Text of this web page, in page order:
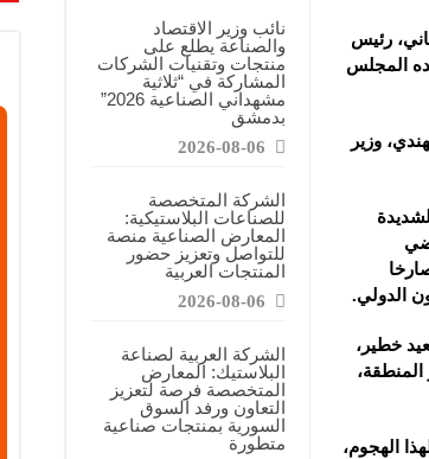
الشراكات ودعم الصناعات البلاستيكية السورية
تساهم في دعم الصناعة السورية وتعزيز حضور المنتجات
نائب وزير الاقتصاد
والصناعة يطلع على
منتجات وتقنيات الشركات
المشاركة في “ثلاثية
مشهداني الصناعية 2026”
بدمشق
2026-08-06
الشركة المتخصصة
للصناعات البلاستيكية:
المعارض الصناعية منصة
للتواصل وتعزيز حضور
المنتجات العربية
2026-08-06
الشركة العربية لصناعة
البلاستيك: المعارض
المتخصصة فرصة لتعزيز
التعاون ورفد السوق
السورية بمنتجات صناعية
متطورة
رئيس
المجلس
وزير
الدولي.
خطير،
الهجوم،